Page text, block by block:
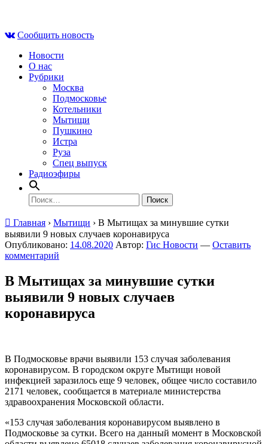
contentСообщить новость
Новости
О нас
Рубрики
Москва
Подмосковье
Котельники
Мытищи
Пушкино
Истра
Руза
Спец выпуск
Радиоэфиры
Найти:
Главная › Мытищи › В Мытищах за минувшие сутки
выявили 9 новых случаев коронавируса
Опубликовано: 14.08.2020 Автор: Гис Новости — Оставить
комментарий
В Мытищах за минувшие сутки
выявили 9 новых случаев
коронавируса
В Подмосковье врачи выявили 153 случая заболевания
коронавирусом. В городском округе Мытищи новой
инфекцией заразилось еще 9 человек, общее число составило
2171 человек, сообщается в материале министерства
здравоохранения Московской области.
«153 случая заболевания коронавирусом выявлено в
Подмосковье за сутки. Всего на данный момент в Московской